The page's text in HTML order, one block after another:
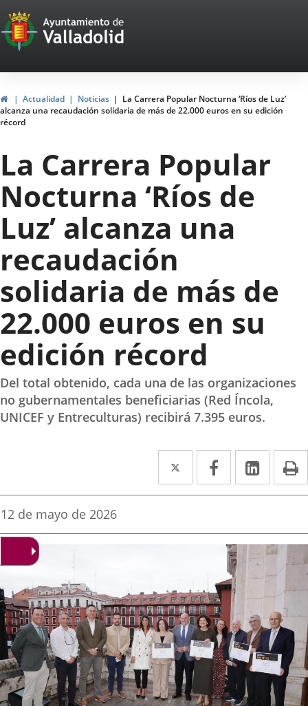
Portal
Web
del
Ayuntamiento
de
Valladolid
InicioActualidad Noticias
La Carrera Popular Nocturna ‘Ríos de Luz’
alcanza una recaudación solidaria de más de 22.000 euros en su edición
récord
La Carrera Popular
Nocturna ‘Ríos de
Luz’ alcanza una
recaudación
solidaria de más de
22.000 euros en su
edición récord
Del total obtenido, cada una de las organizaciones
no gubernamentales beneficiarias (Red Íncola,
UNICEF y Entreculturas) recibirá 7.395 euros.
Twitter
Enlace
a
aplicación
externa.
Facebook
Enlace
a
aplicación
externa.
Enlace
a
Fecha
la
noticia
12 de mayo de 2026